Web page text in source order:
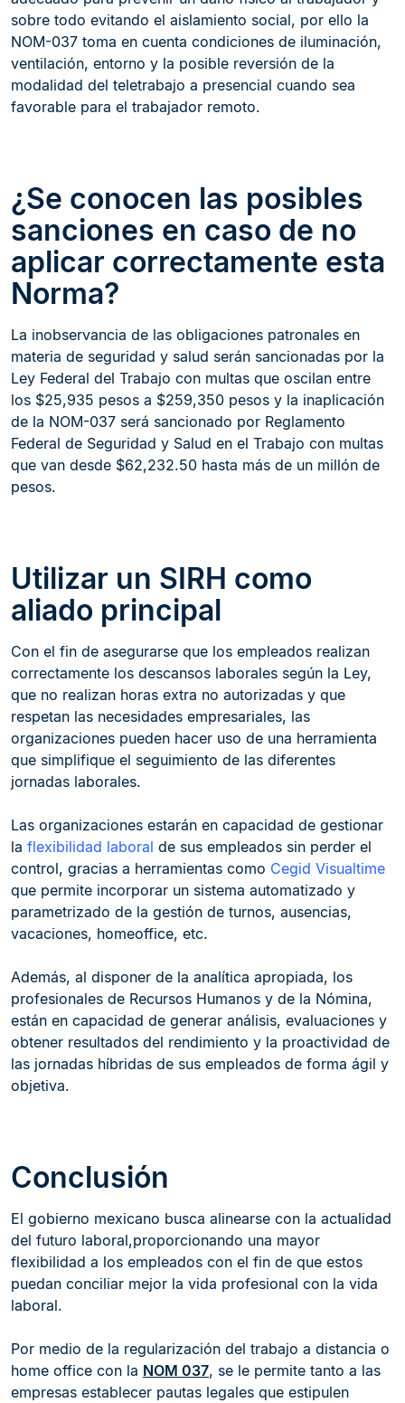
sobre todo evitando el aislamiento social, por ello la
NOM-037 toma en cuenta condiciones de iluminación,
ventilación, entorno y la posible reversión de la
modalidad del teletrabajo a presencial cuando sea
favorable para el trabajador remoto.
¿Se conocen las posibles
sanciones en caso de no
aplicar correctamente esta
Norma?
La inobservancia de las obligaciones patronales en
materia de seguridad y salud serán sancionadas por la
Ley Federal del Trabajo con multas que oscilan entre
los $25,935 pesos a $259,350 pesos y la inaplicación
de la NOM-037 será sancionado por Reglamento
Federal de Seguridad y Salud en el Trabajo con multas
que van desde $62,232.50 hasta más de un millón de
pesos.
Utilizar un SIRH como
aliado principal
Con el fin de asegurarse que los empleados realizan
correctamente los descansos laborales según la Ley,
que no realizan horas extra no autorizadas y que
respetan las necesidades empresariales, las
organizaciones pueden hacer uso de una herramienta
que simplifique el seguimiento de las diferentes
jornadas laborales.
Las organizaciones estarán en capacidad de gestionar
la flexibilidad laboral de sus empleados sin perder el
control, gracias a herramientas como Cegid Visualtime
que permite incorporar un sistema automatizado y
parametrizado de la gestión de turnos, ausencias,
vacaciones, homeoffice, etc.
Además, al disponer de la analítica apropiada, los
profesionales de Recursos Humanos y de la Nómina,
están en capacidad de generar análisis, evaluaciones y
obtener resultados del rendimiento y la proactividad de
las jornadas híbridas de sus empleados de forma ágil y
objetiva.
Conclusión
El gobierno mexicano busca alinearse con la actualidad
del futuro laboral,proporcionando una mayor
flexibilidad a los empleados con el fin de que estos
puedan conciliar mejor la vida profesional con la vida
laboral.
Por medio de la regularización del trabajo a distancia o
home office con la NOM 037, se le permite tanto a las
empresas establecer pautas legales que estipulen